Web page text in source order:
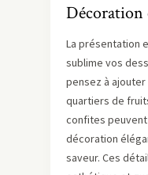
Décoration
La présentation
sublime vos
pensez à
quartiers de
confites
décoration
saveur. Ces